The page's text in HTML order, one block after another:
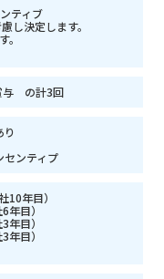
ティブ
し決定します。
与 の計3回
り
センティプ
10年目）
目）
目）
目）